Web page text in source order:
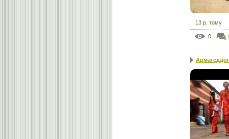
13 р. тому
0